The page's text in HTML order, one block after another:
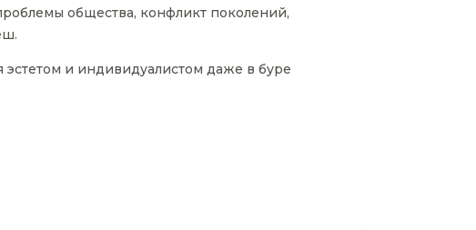
общества, конфликт поколений,
эстетом и индивидуалистом даже в буре